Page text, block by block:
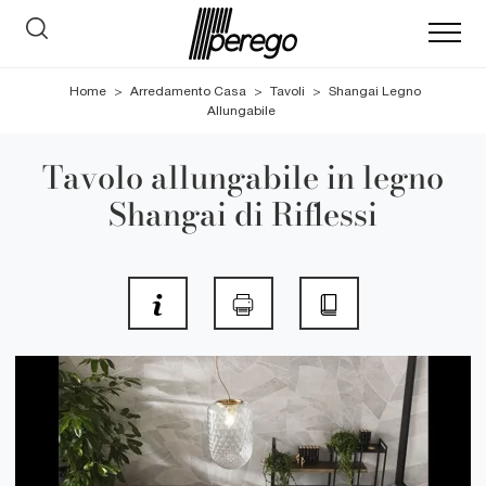
Home > Arredamento Casa > Tavoli > Shangai Legno
Allungabile
Tavolo allungabile in legno
Shangai di Riflessi